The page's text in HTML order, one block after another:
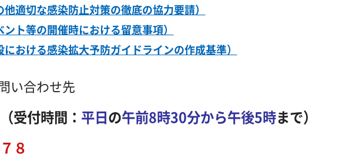
適切な感染防止対策の徹底の協力要請）
ト等の開催時における留意事項）
おける感染拡大予防ガイドラインの作成基準）
い合わせ先
（受付時間： 平日の午前8時30分から午後5時まで）
８